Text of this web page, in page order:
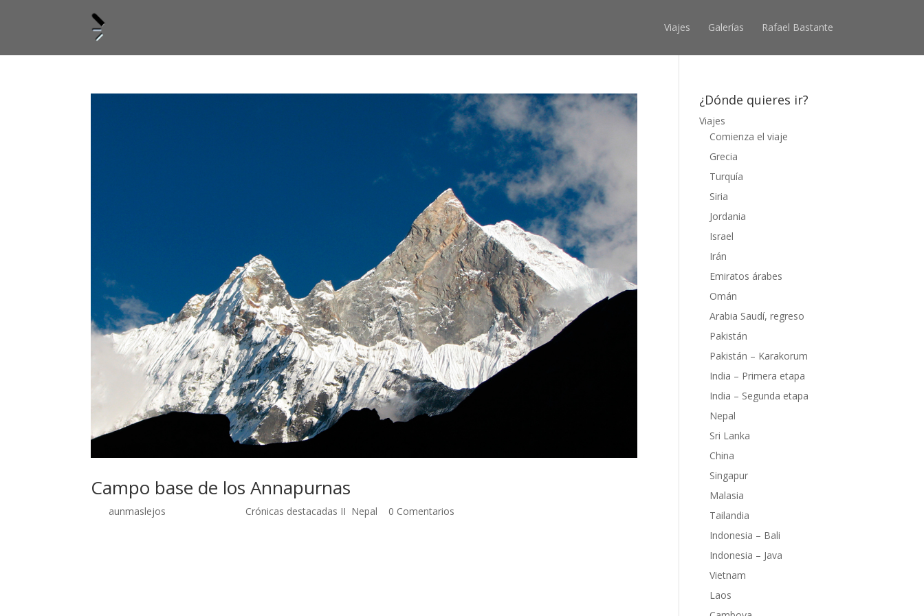
Viajes Galerías Rafael Bastante
Campo base de los Annapurnas
aunmaslejos Crónicas destacadas II Nepal 0 Comentarios
¿Dónde quieres ir?
Viajes
Comienza el viaje
Grecia
Turquía
Siria
Jordania
Israel
Irán
Emiratos árabes
Omán
Arabia Saudí, regreso
Pakistán
Pakistán – Karakorum
India – Primera etapa
India – Segunda etapa
Nepal
Sri Lanka
China
Singapur
Malasia
Tailandia
Indonesia – Bali
Indonesia – Java
Vietnam
Laos